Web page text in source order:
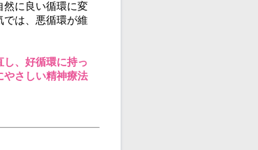
然に良い循環に変
では、悪循環が維
し、好循環に持っ
やさしい精神療法